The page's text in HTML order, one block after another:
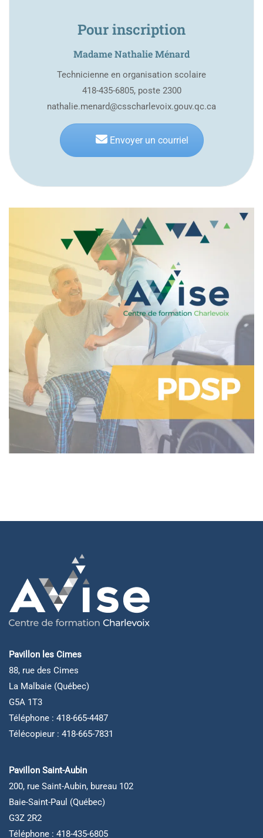
Pour inscription
Madame Nathalie Ménard
Technicienne en organisation scolaire
418-435-6805, poste 2300
nathalie.menard@csscharlevoix.gouv.qc.ca
Envoyer un courriel
Pavillon les Cimes
88, rue des Cimes
La Malbaie (Québec)
G5A 1T3
Téléphone : 418-665-4487
Télécopieur : 418-665-7831
Pavillon Saint-Aubin
200, rue Saint-Aubin, bureau 102
Baie-Saint-Paul (Québec)
G3Z 2R2
Téléphone : 418-435-6805